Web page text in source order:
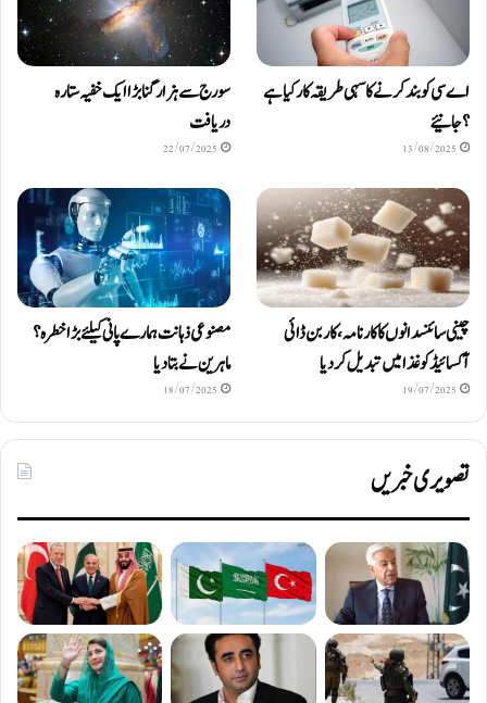
اے سی کو بند کرنے کا سہی طریقہ کار کیا ہے
؟ جانیئے
13/08/2025
سورج سے ہزار گنا بڑا ایک خفیہ ستارہ
دریافت
22/07/2025
چینی سائنسدانوں کا کارنامہ، کاربن ڈائی
آکسائیڈ کو غذا میں تبدیل کردیا
19/07/2025
مصنوعی ذہانت ہمارے پانی کیلئے بڑا خطرہ؟
ماہرین نے بتا دیا
18/07/2025
تصویری خبریں